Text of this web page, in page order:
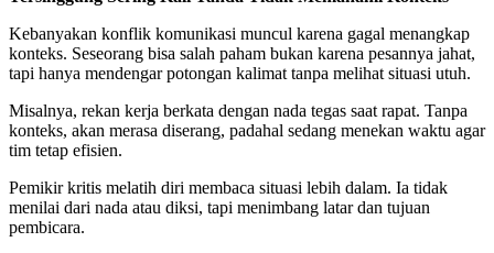
Kebanyakan konflik komunikasi muncul karena gagal menangkap
konteks. Seseorang bisa salah paham bukan karena pesannya jahat,
tapi hanya mendengar potongan kalimat tanpa melihat situasi utuh.
Misalnya, rekan kerja berkata dengan nada tegas saat rapat. Tanpa
konteks, akan merasa diserang, padahal sedang menekan waktu agar
tim tetap efisien.
Pemikir kritis melatih diri membaca situasi lebih dalam. Ia tidak
menilai dari nada atau diksi, tapi menimbang latar dan tujuan
pembicara.